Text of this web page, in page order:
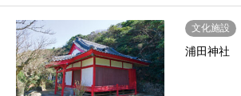
文化施設
浦田神社